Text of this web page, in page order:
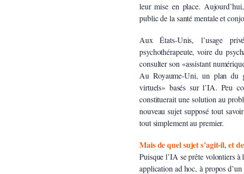
leur mise en place.
public de la santé mentale et
Aux États-Unis, l’usage
psychothérapeute, voire du
consulter son «assistant
Au Royaume-Uni, un plan du
virtuels» basés sur l’IA. Peu
constituerait une solution au
nouveau sujet supposé tout
tout simplement au premier.
Mais de quel sujet s’agit-il, et
Puisque l’IA se prête volontiers à
application ad hoc, à propos